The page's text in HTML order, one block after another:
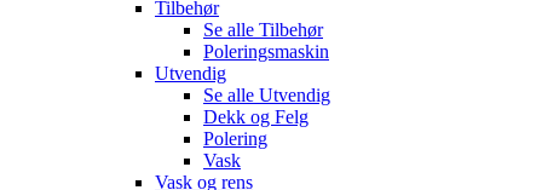
Tilbehør
Se alle Tilbehør
Poleringsmaskin
Utvendig
Se alle Utvendig
Dekk og Felg
Polering
Vask
Vask og rens